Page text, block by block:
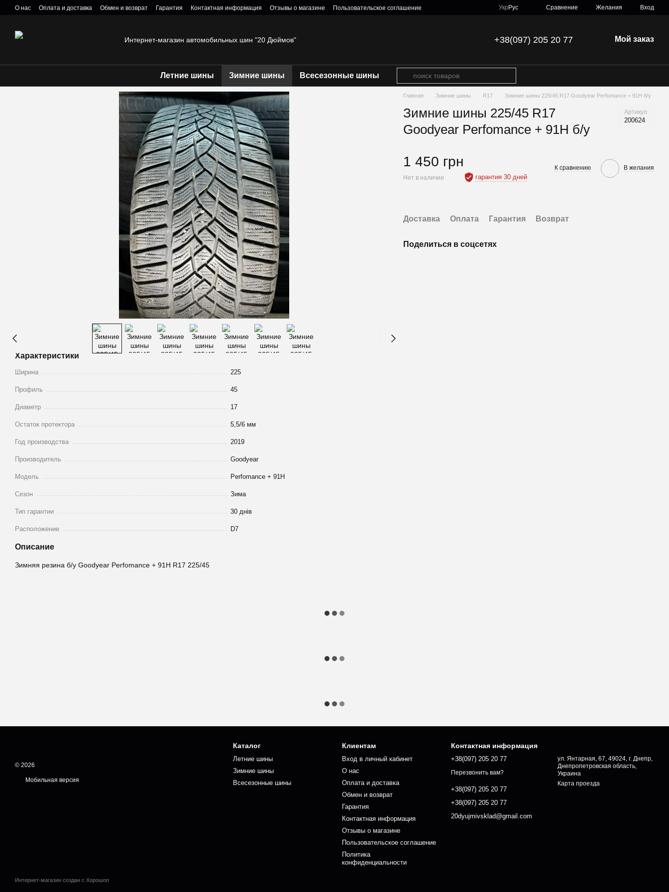
Перейти к основному контенту
О нас Оплата и доставка Обмен и возврат Гарантия Контактная информация Отзывы о магазине
Пользовательское соглашение
Укр Рус Сравнение Желания Вход
Интернет-магазин автомобильных шин "20 Дюймов" +38(097) 205 20 77 Мой заказ
Летние шины Зимние шины Всесезонные шины
Характеристики
Ширина 225
Профиль 45
Диаметр 17
Остаток протектора 5,5/6 мм
Год производства 2019
Производитель Goodyear
Модель Perfomance + 91H
Сезон Зима
Тип гарантии 30 днів
Расположение D7
Главная Зимние шины R17 Зимние шины 225/45 R17 Goodyear Perfomance + 91H б/у
Зимние шины 225/45 R17
Goodyear Perfomance + 91H б/у
Артикул
200624
1 450 грн
гарантия 30 дней
Нет в наличии
К сравнению В желания
Доставка Оплата Гарантия Возврат
Поделиться в соцсетях
Описание
Зимняя резина б/у Goodyear Perfomance + 91H R17 225/45
© 2026
Мобильная версия
Интернет-магазин создан с Хорошоп
Каталог
Летние шины
Зимние шины
Всесезонные шины
Клиентам
Вход в личный кабинет
О нас
Оплата и доставка
Обмен и возврат
Гарантия
Контактная информация
Отзывы о магазине
Пользовательское соглашение
Политика
конфиденциальности
Контактная информация
+38(097) 205 20 77
Перезвонить вам?
+38(097) 205 20 77
+38(097) 205 20 77
20dyujmivsklad@gmail.com
ул. Янтарная, 67, 49024, г. Днепр,
Днепропетровская область,
Украина
Карта проезда